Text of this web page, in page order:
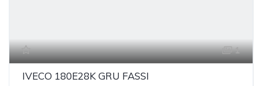
1
IVECO 180E28K GRU FASSI